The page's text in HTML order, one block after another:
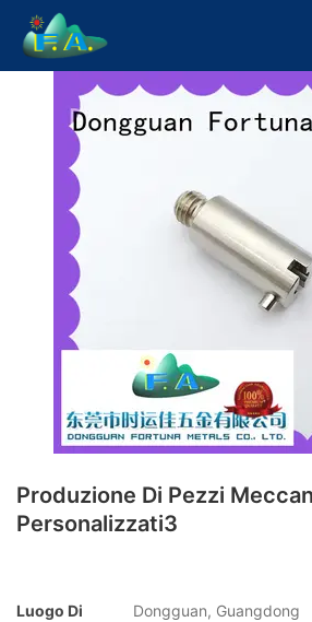
Produzione Di Pezzi
Personalizzati3
Luogo Di
Dongguan, Guangdong